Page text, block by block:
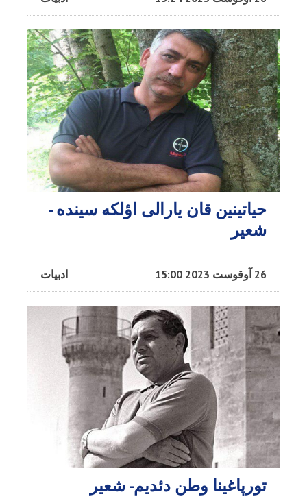
حیاتینین قان یارالی اؤلکه سینده -
شعیر
ادبیات 26 آوقوست 2023 15:00
تورپاغینا وطن دئدیم- شعیر